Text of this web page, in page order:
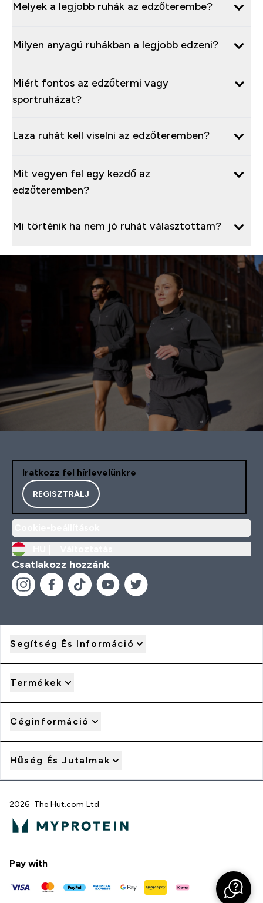
Melyek a legjobb ruhák az edzőterembe?
Milyen anyagú ruhákban a legjobb edzeni?
Miért fontos az edzőtermi vagy
sportruházat?
Laza ruhát kell viselni az edzőteremben?
Mit vegyen fel egy kezdő az
edzőteremben?
Mi történik ha nem jó ruhát választottam?
Iratkozz fel hírlevelünkre
REGISZTRÁLJ
Csatlakozz hozzánk
Segítség És Információ
Termékek
Céginformáció
Hűség És Jutalmak
2026 The Hut.com Ltd
Pay with